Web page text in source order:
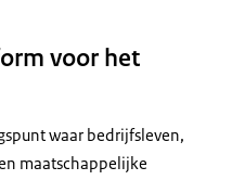
voor het
waar bedrijfsleven,
maatschappelijke